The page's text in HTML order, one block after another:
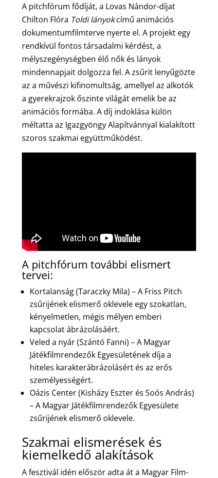
A pitchfórum fődíját, a Lovas Nándor-díjat
Chilton Flóra Toldi lányokcímű animációs
dokumentumfilmterve nyerte el. A projekt egy
rendkívül fontos társadalmi kérdést, a
mélyszegénységben élő nők és lányok
mindennapjait dolgozza fel. A zsűrit lenyűgözte
az a művészi kifinomultság, amellyel az alkotók
a gyerekrajzok őszinte világát emelik be az
animációs formába. A díj indoklása külön
méltatta az Igazgyöngy Alapítvánnyal kialakított
szoros szakmai együttműködést.
A pitchfórum további elismert
tervei:
Kortalanság (Taraczky Mila) – A Friss Pitch
zsűrijének elismerő oklevele egy szokatlan,
kényelmetlen, mégis mélyen emberi
kapcsolat ábrázolásáért.
Veled a nyár (Szántó Fanni) – A Magyar
Játékfilmrendezők Egyesületének díja a
hiteles karakterábrázolásért és az erős
személyességért.
Oázis Center (Kisházy Eszter és Soós András)
– A Magyar Játékfilmrendezők Egyesülete
zsűrijének elismerő oklevele.
Szakmai elismerések és
kiemelkedő alakítások
A fesztivál idén először adta át a Magyar Film-